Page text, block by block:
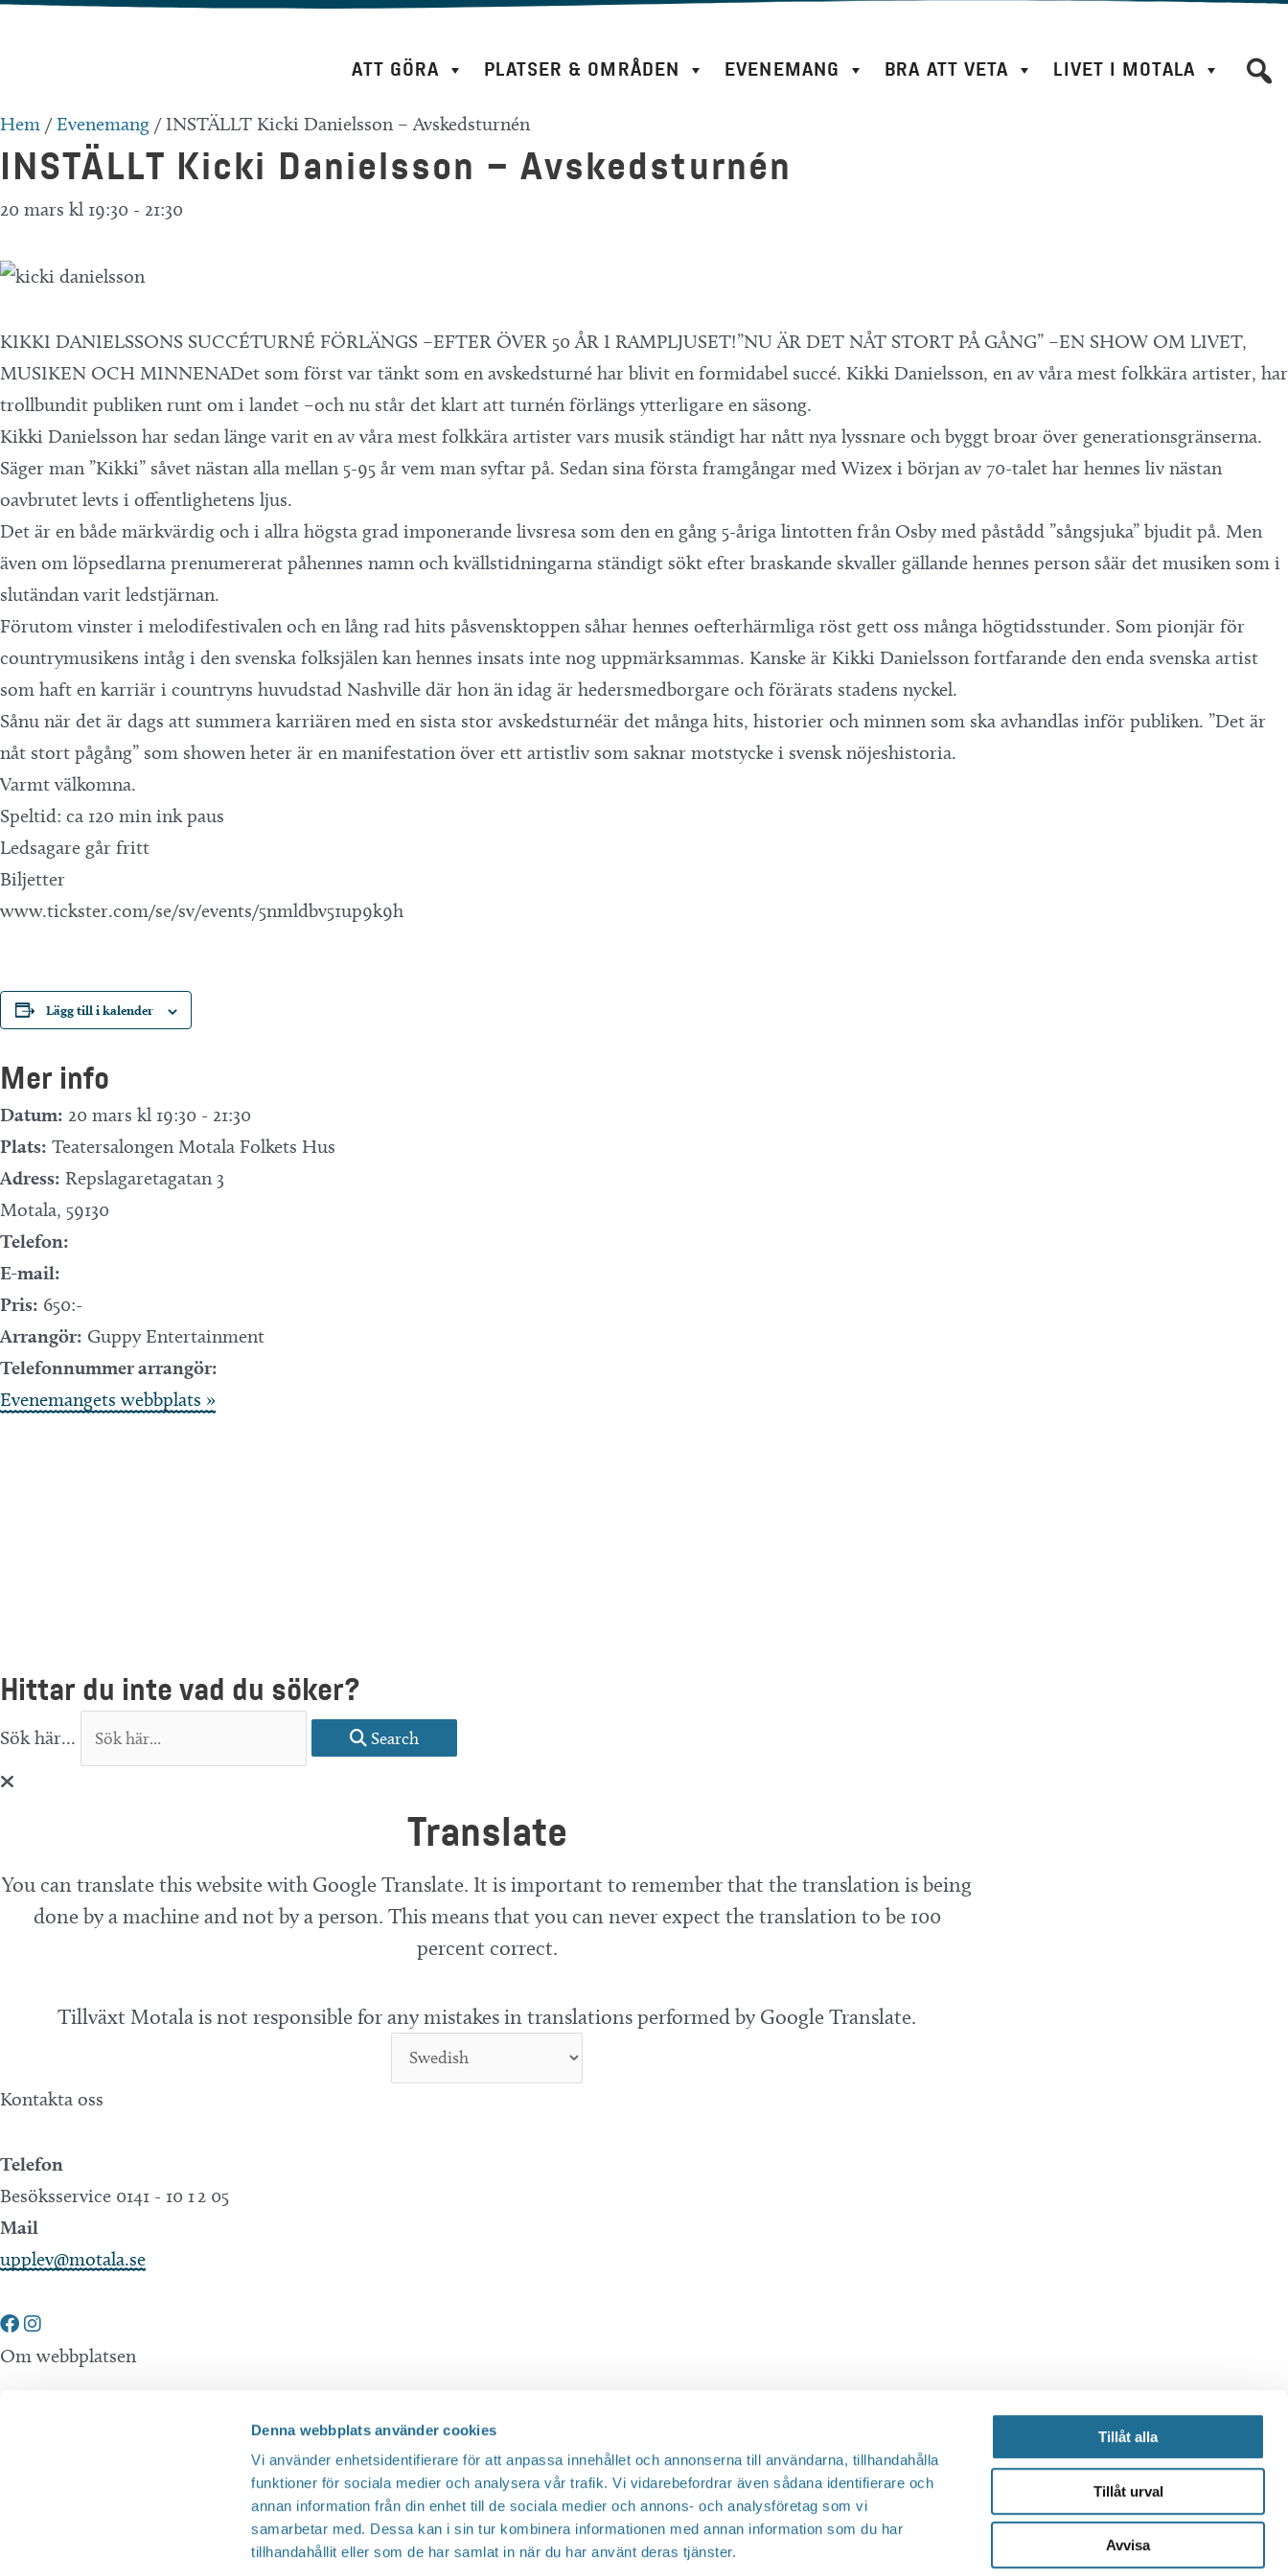
Denna webbplats använder cookies
Vi använder enhetsidentifierare för att anpassa innehållet och annonserna till användarna, tillhandahålla
funktioner för sociala medier och analysera vår trafik. Vi vidarebefordrar även sådana identifierare och
annan information från din enhet till de sociala medier och annons- och analysföretag som vi
samarbetar med. Dessa kan i sin tur kombinera informationen med annan information som du har
tillhandahållit eller som de har samlat in när du har använt deras tjänster.
Tillåt alla
Tillåt urval
Avvisa
ATT GÖRA PLATSER & OMRÅDEN EVENEMANG BRA ATT VETA LIVET I MOTALA
Hem /Evenemang / INSTÄLLT Kicki Danielsson – Avskedsturnén
INSTÄLLT Kicki Danielsson – Avskedsturnén
20 mars kl 19:30 - 21:30
KIKKI DANIELSSONS SUCCÉTURNÉ FÖRLÄNGS –EFTER ÖVER 50 ÅR I RAMPLJUSET!”NU ÄR DET NÅT STORT PÅ GÅNG” –EN SHOW OM LIVET,
MUSIKEN OCH MINNENADet som först var tänkt som en avskedsturné har blivit en formidabel succé. Kikki Danielsson, en av våra mest folkkära artister, har
trollbundit publiken runt om i landet –och nu står det klart att turnén förlängs ytterligare en säsong.
Kikki Danielsson har sedan länge varit en av våra mest folkkära artister vars musik ständigt har nått nya lyssnare och byggt broar över generationsgränserna.
Säger man ”Kikki” såvet nästan alla mellan 5-95 år vem man syftar på. Sedan sina första framgångar med Wizex i början av 70-talet har hennes liv nästan
oavbrutet levts i offentlighetens ljus.
Det är en både märkvärdig och i allra högsta grad imponerande livsresa som den en gång 5-åriga lintotten från Osby med påstådd ”sångsjuka” bjudit på. Men
även om löpsedlarna prenumererat påhennes namn och kvällstidningarna ständigt sökt efter braskande skvaller gällande hennes person såär det musiken som i
slutändan varit ledstjärnan.
Förutom vinster i melodifestivalen och en lång rad hits påsvensktoppen såhar hennes oefterhärmliga röst gett oss många högtidsstunder. Som pionjär för
countrymusikens intåg i den svenska folksjälen kan hennes insats inte nog uppmärksammas. Kanske är Kikki Danielsson fortfarande den enda svenska artist
som haft en karriär i countryns huvudstad Nashville där hon än idag är hedersmedborgare och förärats stadens nyckel.
Sånu när det är dags att summera karriären med en sista stor avskedsturnéär det många hits, historier och minnen som ska avhandlas inför publiken. ”Det är
nåt stort pågång” som showen heter är en manifestation över ett artistliv som saknar motstycke i svensk nöjeshistoria.
Varmt välkomna.
Speltid: ca 120 min ink paus
Ledsagare går fritt
Biljetter
www.tickster.com/se/sv/events/5nmldbv51up9k9h
Lägg till i kalender
Mer info
Datum: 20 mars kl 19:30 - 21:30
Plats: Teatersalongen Motala Folkets Hus
Adress: Repslagaretagatan 3
Motala, 59130
Telefon:
E-mail:
Pris: 650:-
Arrangör: Guppy Entertainment
Telefonnummer arrangör:
Evenemangets webbplats »
Hittar du inte vad du söker?
Sök här... Search
Translate
You can translate this website with Google Translate. It is important to remember that the translation is being
done by a machine and not by a person. This means that you can never expect the translation to be 100
percent correct.
Tillväxt Motala is not responsible for any mistakes in translations performed by Google Translate.
Kontakta oss
Telefon
Besöksservice 0141 - 10 1 2 05
Mail
upplev@motala.se
Om webbplatsen
Tillgänglighetsredogörelse